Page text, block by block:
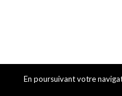
En poursuivant votre